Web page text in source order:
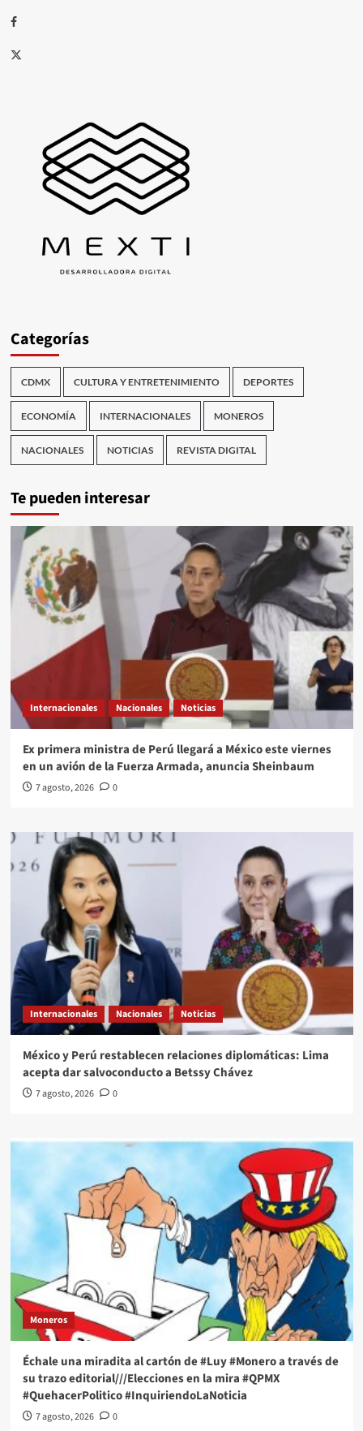
Facebook
X
Categorías
CDMX CULTURA Y ENTRETENIMIENTO DEPORTES
ECONOMÍA INTERNACIONALES MONEROS
NACIONALES NOTICIAS REVISTA DIGITAL
Te pueden interesar
Internacionales Nacionales Noticias
Ex primera ministra de Perú llegará a México este viernes
en un avión de la Fuerza Armada, anuncia Sheinbaum
7 agosto, 2026 0
Internacionales Nacionales Noticias
México y Perú restablecen relaciones diplomáticas: Lima
acepta dar salvoconducto a Betssy Chávez
7 agosto, 2026 0
Moneros
Échale una miradita al cartón de #Luy #Monero a través de
su trazo editorial///Elecciones en la mira #QPMX
#QuehacerPolitico #InquiriendoLaNoticia
7 agosto, 2026 0